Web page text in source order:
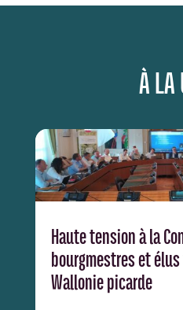
À LA
Haute tension à la
bourgmestres et
Wallonie picarde